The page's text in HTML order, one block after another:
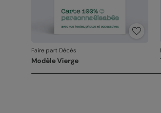
Faire part Décès
Modèle Vierge